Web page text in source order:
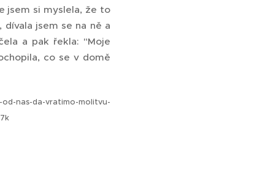
jsem si myslela, že to
jsem se na ně a
a pak řekla: "Moje
co se v domě
nas-da-vratimo-molitvu-